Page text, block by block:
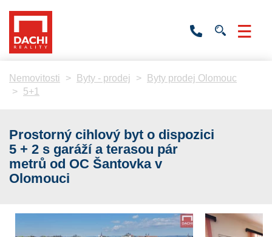
+420
Nemovitosti
Byty - prodej
Byty prodej Olomouc
5+1
Prostorný cihlový byt o dispozici
5 + 2 s garáží a terasou pár
metrů od OC Šantovka v
Olomouci